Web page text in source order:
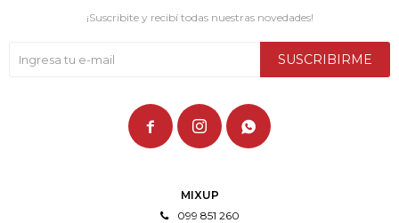
MIXUP
099 851 260
¡Suscribite y recibí todas nuestras novedades!
SUSCRIBIRME
  